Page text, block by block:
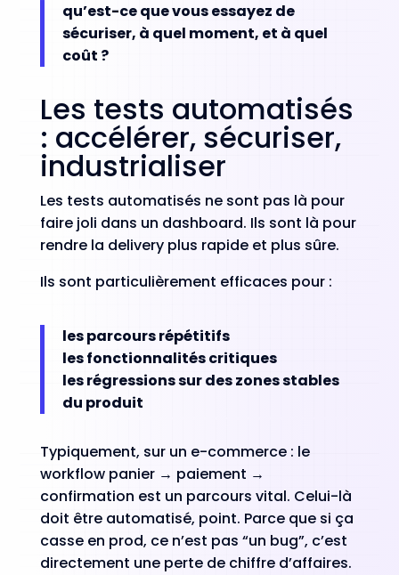
qu’est-ce que vous essayez de
sécuriser, à quel moment, et à quel
coût ?
Les tests automatisés
: accélérer, sécuriser,
industrialiser
Les tests automatisés ne sont pas là pour
faire joli dans un dashboard. Ils sont là pour
rendre la delivery plus rapide et plus sûre.
Ils sont particulièrement efficaces pour :
les parcours répétitifs
les fonctionnalités critiques
les régressions sur des zones stables
du produit
Typiquement, sur un e-commerce : le
workflow panier → paiement →
confirmation est un parcours vital. Celui-là
doit être automatisé, point. Parce que si ça
casse en prod, ce n’est pas “un bug”, c’est
directement une perte de chiffre d’affaires.